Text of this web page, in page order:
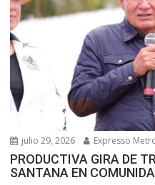
julio 29, 2026 Expresso
PRODUCTIVA GIRA DE
SANTANA EN